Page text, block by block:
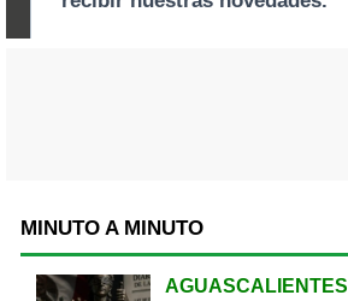
MINUTO A MINUTO
AGUASCALIENTES